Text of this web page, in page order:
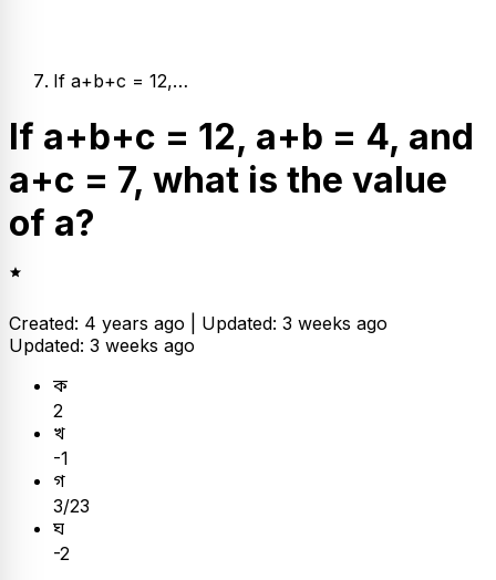
If a+b+c = 12,…
If a+b+c = 12, a+b = 4, and
a+c = 7, what is the value
of a?
Created: 4 years ago | Updated: 3 weeks ago
Updated: 3 weeks ago
ক
2
খ
-1
গ
3/23
ঘ
-2